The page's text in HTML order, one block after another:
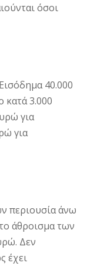
όσοι
40.000
κατά 3.000
για
για
περιουσία άνω
άθροισμα των
Δεν
έχει